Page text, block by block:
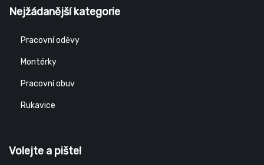
Nejžádanější kategorie
Pracovní oděvy
Montérky
Pracovní obuv
Rukavice
Volejte a pište!